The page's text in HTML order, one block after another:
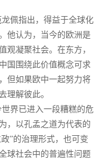
佩指出，得益于全球化
他认为，当今的欧洲是
观凝聚社会。在东方，
国围绕此价值概念可求
但如果欧中一起努力将
理解彼此。
界已进入一段糟糕的危
，以孔孟之道为代表的
”的治理形式，也可变
球社会中的普遍性问题